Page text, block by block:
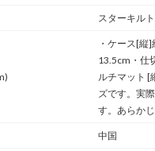
スターキル
・ケース[
13.5cm・仕
ルチマット
ズです。実
す。あらか
中国